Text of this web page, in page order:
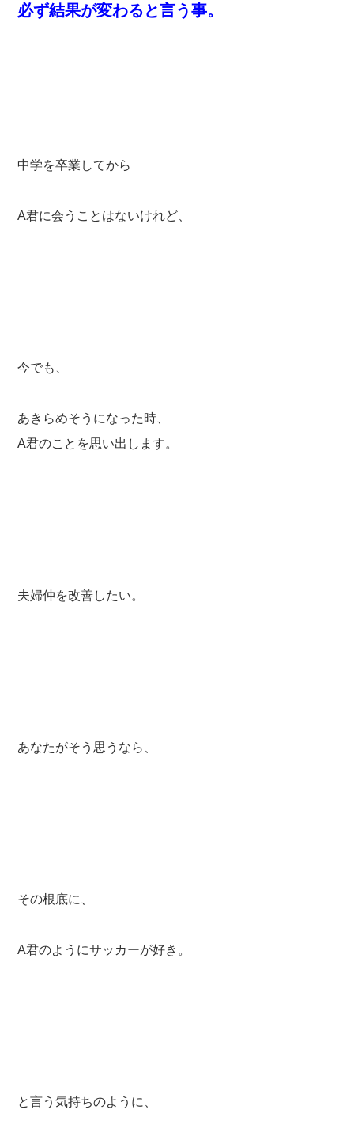
必ず結果が変わると言う事。
中学を卒業してから
A君に会うことはないけれど、
今でも、
あきらめそうになった時、
A君のことを思い出します。
夫婦仲を改善したい。
あなたがそう思うなら、
その根底に、
A君のようにサッカーが好き。
と言う気持ちのように、